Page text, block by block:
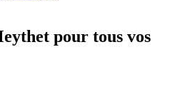
pour tous vos